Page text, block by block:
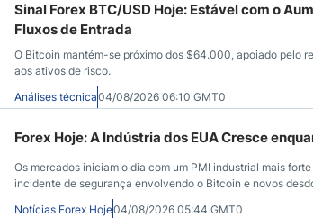
Sinal Forex BTC/USD Hoje: Estável com o
Fluxos de Entrada
O Bitcoin mantém-se próximo dos $64.000, apoiado pelo
aos ativos de risco.
Análises técnica04/08/2026 06:10 GMT0
Forex Hoje: A Indústria dos EUA Cresce
Os mercados iniciam o dia com um PMI industrial mais
incidente de segurança envolvendo o Bitcoin e novos
Notícias Forex Hoje04/08/2026 05:44 GMT0